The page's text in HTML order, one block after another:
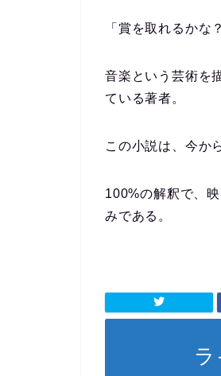
「賞を取れるかな
音楽という芸術を
ている著者。
この小説は、今か
100%の解釈で、
みである。